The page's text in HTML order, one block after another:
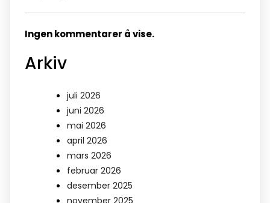
Ingen kommentarer å vise.
Arkiv
juli 2026
juni 2026
mai 2026
april 2026
mars 2026
februar 2026
desember 2025